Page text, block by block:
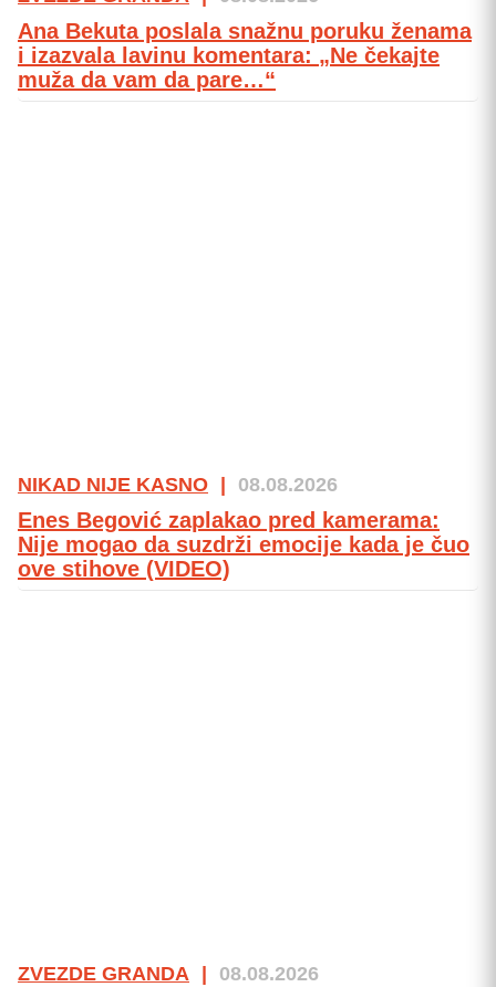
Ana Bekuta poslala snažnu poruku ženama
i izazvala lavinu komentara: „Ne čekajte
muža da vam da pare…“
NIKAD NIJE KASNO 08.08.2026
Enes Begović zaplakao pred kamerama:
Nije mogao da suzdrži emocije kada je čuo
ove stihove (VIDEO)
ZVEZDE GRANDA 08.08.2026